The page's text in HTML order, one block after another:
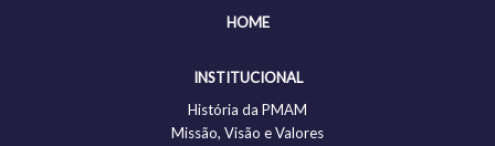
HOME
INSTITUCIONAL
História da PMAM
Missão, Visão e Valores